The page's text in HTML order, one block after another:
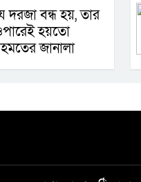
দরজা বন্ধ হয়, তার
হয়তো
জানালা